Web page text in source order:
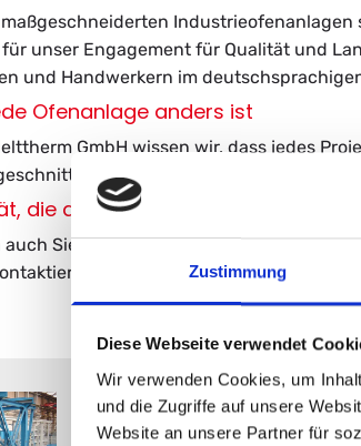
Zustimmung
Diese Webseite verwendet
Wir verwenden Cookies, um
und die Zugriffe auf unsere
Website an unsere Partner für
maß­ge­schnei­der­ten
für unser En­ga­ge­ment für Qua­li­tät und
und Hand­wer­kern im
Ofenanlage anders ist
GmbH wis­sen wir, dass jedes
sind. Un­se­re Ex­per­ten
die auf Erfahrung beruht
auch Sie Teil un­se­rer zu­frie­de­nen
Sie uns noch heute, um sich